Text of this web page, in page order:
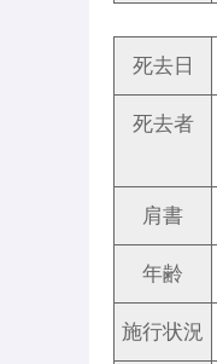
死去日
死去者
肩書
年齢
施行状況